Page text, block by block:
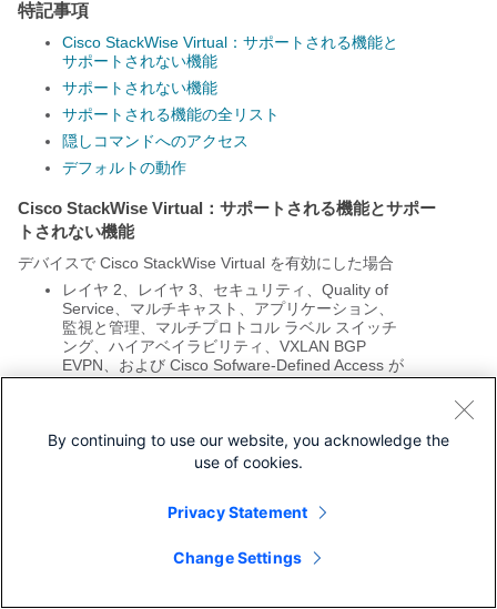
特記事項
Cisco StackWise Virtual：サポートされる機能と
サポートされない機能
サポートされない機能
サポートされる機能の全リスト
隠しコマンドへのアクセス
デフォルトの動作
Cisco StackWise Virtual：サポートされる機能とサポー
トされない機能
デバイスで Cisco StackWise Virtual を有効にした場合
レイヤ 2、レイヤ 3、セキュリティ、Quality of
Service、マルチキャスト、アプリケーション、
監視と管理、マルチプロトコル ラベル スイッチ
ング、ハイアベイラビリティ、VXLAN BGP
EVPN、および Cisco Sofware-Defined Access が
サポートされます。
カル サポート センターにお問い合わせくださ
Switched Port Analyzer はサポートされません。
サポートされない機能
（IEEE802.1AS、IEEE 802.1Qat、および IEEE
By continuing to use our website, you acknowledge the
use of cookies.
Privacy Statement
Change Settings